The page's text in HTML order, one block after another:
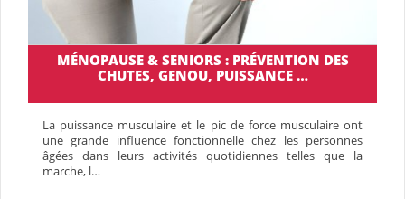
MÉNOPAUSE & SENIORS : PRÉVENTION DES
CHUTES, GENOU, PUISSANCE …
La puissance musculaire et le pic de force musculaire ont
une grande influence fonctionnelle chez les personnes
âgées dans leurs activités quotidiennes telles que la
marche, l…